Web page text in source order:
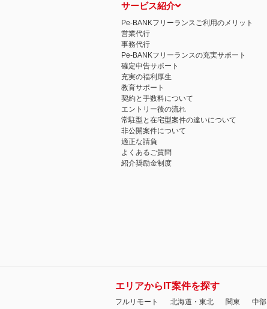
サービス紹介
Pe-BANKフリーランスご利用のメリット
営業代行
事務代行
Pe-BANKフリーランスの充実サポート
確定申告サポート
充実の福利厚生
教育サポート
契約と手数料について
エントリー後の流れ
常駐型と在宅型案件の違いについて
非公開案件について
適正な請負
よくあるご質問
紹介奨励金制度
エリアからIT案件を探す
フルリモート 北海道・東北 関東 中部